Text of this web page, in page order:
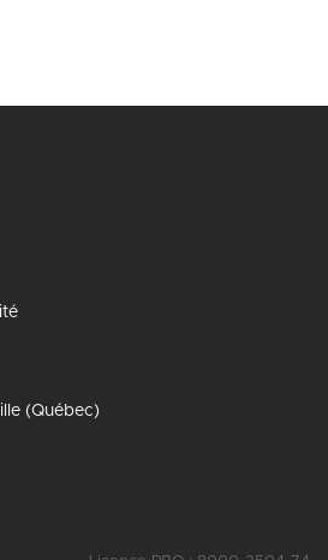
(Québec)